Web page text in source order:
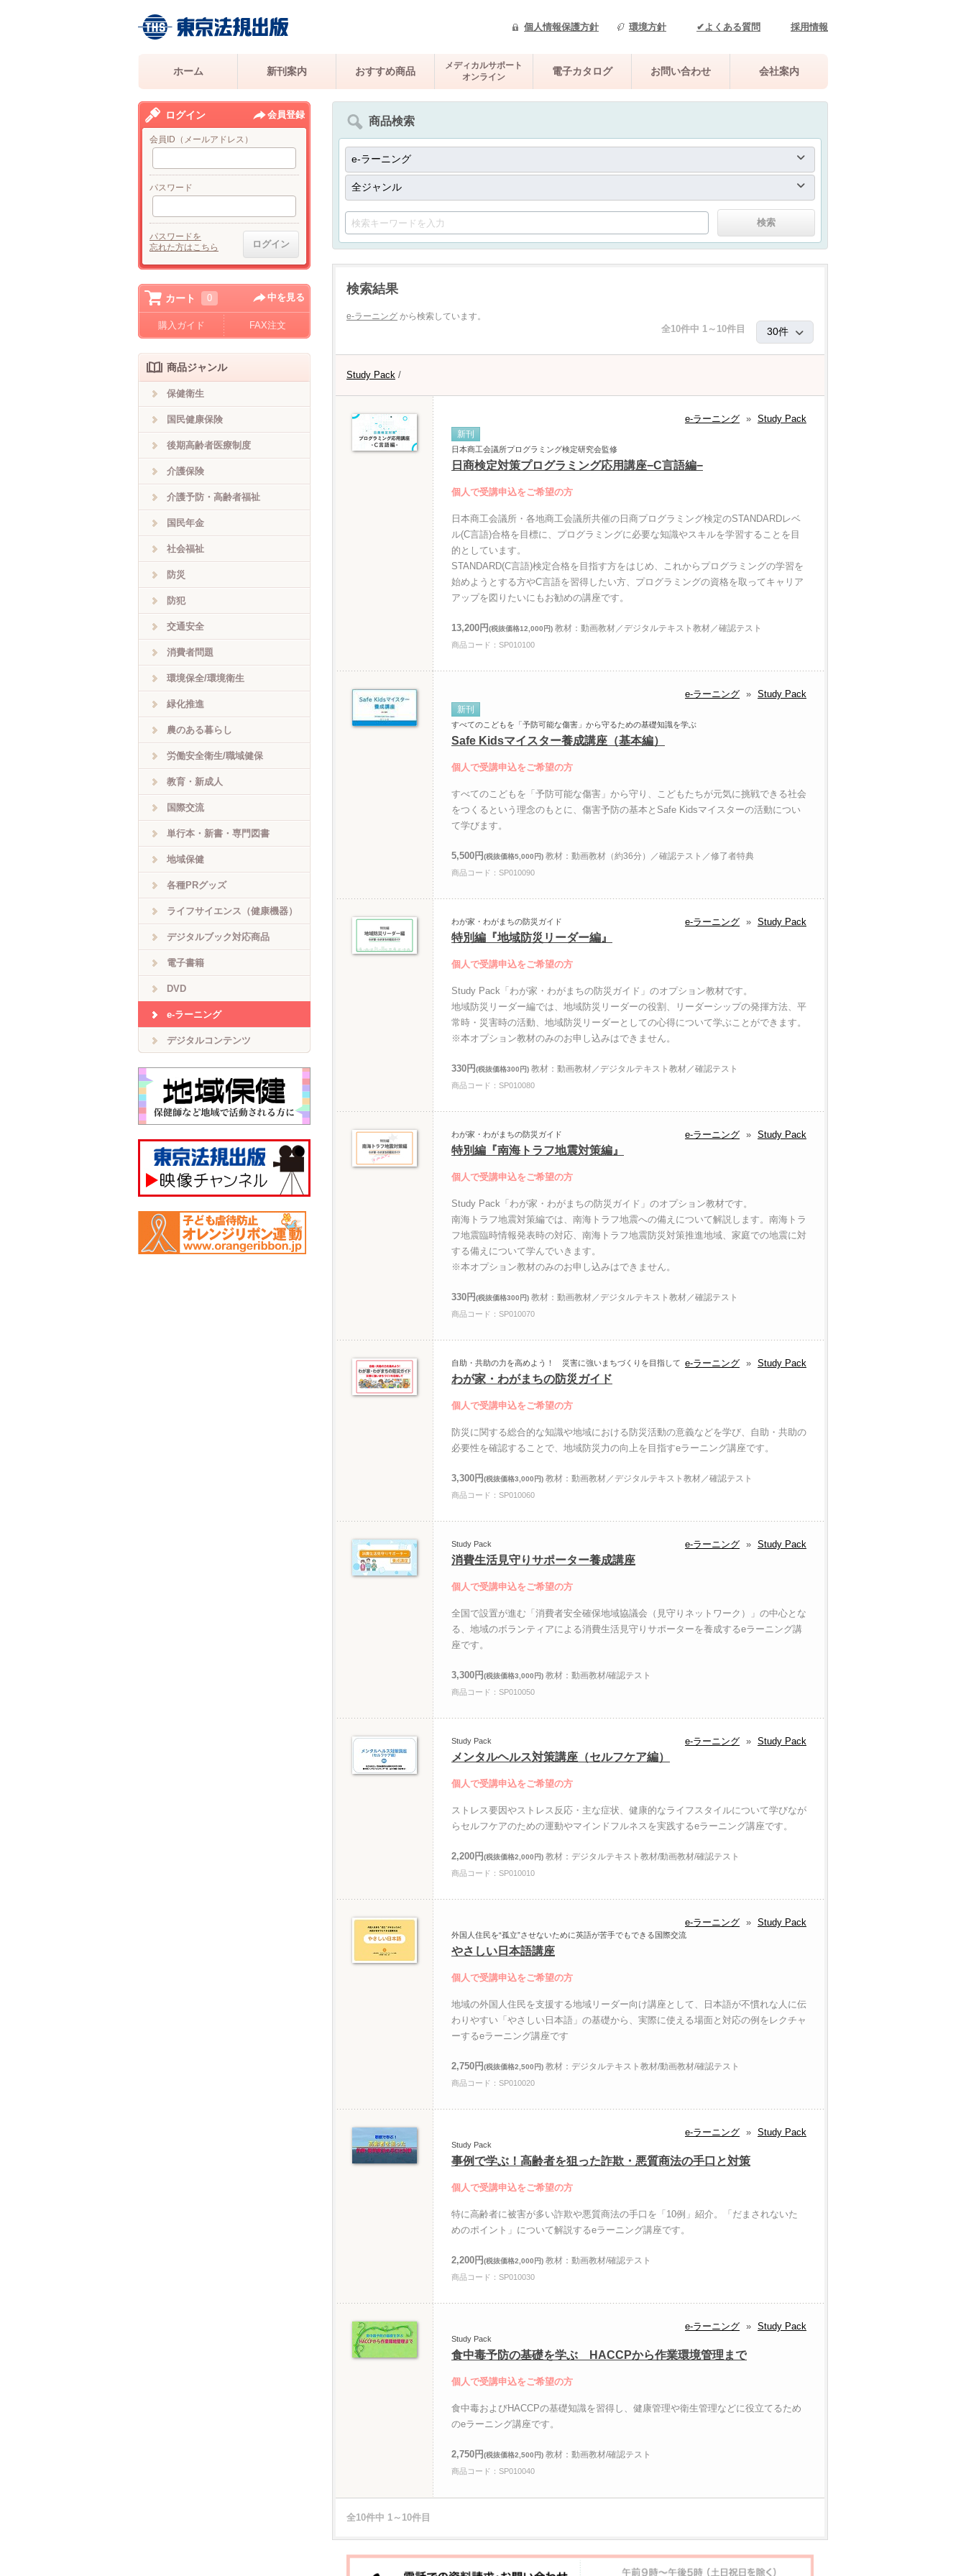
個人情報保護方針 環境方針 ✔よくある質問 採用情報
ホーム 新刊案内 おすすめ商品
メディカルサポート
オンライン
電子カタログ お問い合わせ 会社案内
商品検索
検索結果
e-ラーニング から検索しています。
全10件中 1～10件目
Study Pack /
e-ラーニング » Study Pack
新刊
日本商工会議所プログラミング検定研究会監修
日商検定対策プログラミング応用講座−C言語編−
個人で受講申込をご希望の方
日本商工会議所・各地商工会議所共催の日商プログラミング検定のSTANDARDレベ
ル(C言語)合格を目標に、プログラミングに必要な知識やスキルを学習することを目
的としています。
STANDARD(C言語)検定合格を目指す方をはじめ、これからプログラミングの学習を
始めようとする方やC言語を習得したい方、プログラミングの資格を取ってキャリア
アップを図りたいにもお勧めの講座です。
13,200円(税抜価格12,000円) 教材：動画教材／デジタルテキスト教材／確認テスト
商品コード：SP010100
e-ラーニング » Study Pack
新刊
すべてのこどもを「予防可能な傷害」から守るための基礎知識を学ぶ
Safe Kidsマイスター養成講座（基本編）
個人で受講申込をご希望の方
すべてのこどもを「予防可能な傷害」から守り、こどもたちが元気に挑戦できる社会
をつくるという理念のもとに、傷害予防の基本とSafe Kidsマイスターの活動につい
て学びます。
5,500円(税抜価格5,000円) 教材：動画教材（約36分）／確認テスト／修了者特典
商品コード：SP010090
e-ラーニング » Study Pack
わが家・わがまちの防災ガイド
特別編『地域防災リーダー編』
個人で受講申込をご希望の方
Study Pack「わが家・わがまちの防災ガイド」のオプション教材です。
地域防災リーダー編では、地域防災リーダーの役割、リーダーシップの発揮方法、平
常時・災害時の活動、地域防災リーダーとしての心得について学ぶことができます。
※本オプション教材のみのお申し込みはできません。
330円(税抜価格300円) 教材：動画教材／デジタルテキスト教材／確認テスト
商品コード：SP010080
e-ラーニング » Study Pack
わが家・わがまちの防災ガイド
特別編『南海トラフ地震対策編』
個人で受講申込をご希望の方
Study Pack「わが家・わがまちの防災ガイド」のオプション教材です。
南海トラフ地震対策編では、南海トラフ地震への備えについて解説します。南海トラ
フ地震臨時情報発表時の対応、南海トラフ地震防災対策推進地域、家庭での地震に対
する備えについて学んでいきます。
※本オプション教材のみのお申し込みはできません。
330円(税抜価格300円) 教材：動画教材／デジタルテキスト教材／確認テスト
商品コード：SP010070
e-ラーニング » Study Pack
自助・共助の力を高めよう！ 災害に強いまちづくりを目指して
わが家・わがまちの防災ガイド
個人で受講申込をご希望の方
防災に関する総合的な知識や地域における防災活動の意義などを学び、自助・共助の
必要性を確認することで、地域防災力の向上を目指すeラーニング講座です。
3,300円(税抜価格3,000円) 教材：動画教材／デジタルテキスト教材／確認テスト
商品コード：SP010060
e-ラーニング » Study Pack
Study Pack
消費生活見守りサポーター養成講座
個人で受講申込をご希望の方
全国で設置が進む「消費者安全確保地域協議会（見守りネットワーク）」の中心とな
る、地域のボランティアによる消費生活見守りサポーターを養成するeラーニング講
座です。
3,300円(税抜価格3,000円) 教材：動画教材/確認テスト
商品コード：SP010050
e-ラーニング » Study Pack
Study Pack
メンタルヘルス対策講座（セルフケア編）
個人で受講申込をご希望の方
ストレス要因やストレス反応・主な症状、健康的なライフスタイルについて学びなが
らセルフケアのための運動やマインドフルネスを実践するeラーニング講座です。
2,200円(税抜価格2,000円) 教材：デジタルテキスト教材/動画教材/確認テスト
商品コード：SP010010
e-ラーニング » Study Pack
外国人住民を“孤立”させないために英語が苦手でもできる国際交流
やさしい日本語講座
個人で受講申込をご希望の方
地域の外国人住民を支援する地域リーダー向け講座として、日本語が不慣れな人に伝
わりやすい「やさしい日本語」の基礎から、実際に使える場面と対応の例をレクチャ
ーするeラーニング講座です
2,750円(税抜価格2,500円) 教材：デジタルテキスト教材/動画教材/確認テスト
商品コード：SP010020
e-ラーニング » Study Pack
Study Pack
事例で学ぶ！高齢者を狙った詐欺・悪質商法の手口と対策
個人で受講申込をご希望の方
特に高齢者に被害が多い詐欺や悪質商法の手口を「10例」紹介。「だまされないた
めのポイント」について解説するeラーニング講座です。
2,200円(税抜価格2,000円) 教材：動画教材/確認テスト
商品コード：SP010030
e-ラーニング » Study Pack
Study Pack
食中毒予防の基礎を学ぶ HACCPから作業環境管理まで
個人で受講申込をご希望の方
食中毒およびHACCPの基礎知識を習得し、健康管理や衛生管理などに役立てるため
のeラーニング講座です。
2,750円(税抜価格2,500円) 教材：動画教材/確認テスト
商品コード：SP010040
全10件中 1～10件目
ログイン 会員登録
会員ID（メールアドレス）
パスワード
パスワードを
忘れた方はこちら
カート 0 中を見る
購入ガイド FAX注文
商品ジャンル
保健衛生
国民健康保険
後期高齢者医療制度
介護保険
介護予防・高齢者福祉
国民年金
社会福祉
防災
防犯
交通安全
消費者問題
環境保全/環境衛生
緑化推進
農のある暮らし
労働安全衛生/職域健保
教育・新成人
国際交流
単行本・新書・専門図書
地域保健
各種PRグッズ
ライフサイエンス（健康機器）
デジタルブック対応商品
電子書籍
DVD
e-ラーニング
デジタルコンテンツ